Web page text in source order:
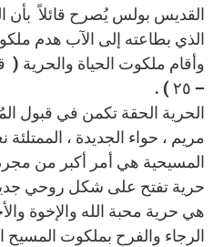
القديس بولس يُصرح قائلاً بأن
الذي بطاعته إلى الآب هدم
– ٢٥ ) .
الحرية الحقة تكمن في قبول
مريم ، حواء الجديدة ، الممتلئة
المسيحية هي أمر أكبر من
حرية تفتح على شكل روحي جديد
هي حرية محبة الله والإخوة
الرجاء والفرح